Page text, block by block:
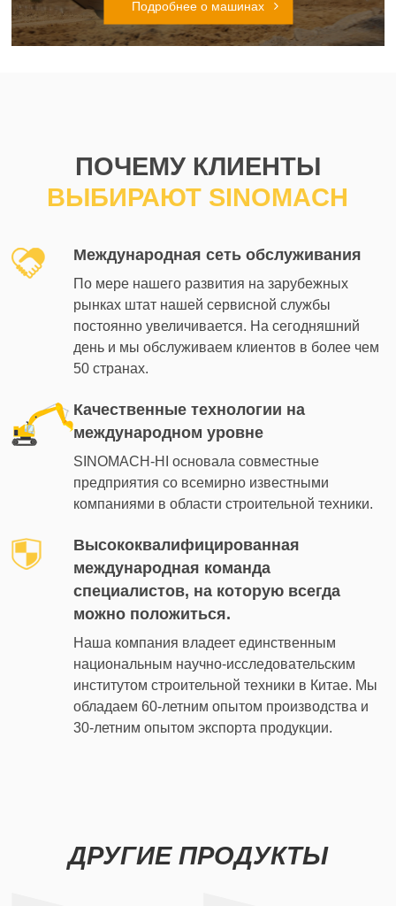
Подробнее о машинах
ПОЧЕМУ КЛИЕНТЫ
ВЫБИРАЮТ SINOMACH
Международная сеть обслуживания
По мере нашего развития на зарубежных
рынках штат нашей сервисной службы
постоянно увеличивается. На сегодняшний
день и мы обслуживаем клиентов в более чем
50 странах.
Качественные технологии на
международном уровне
SINOMACH-HI основала совместные
предприятия со всемирно известными
компаниями в области строительной техники.
Высококвалифицированная
международная команда
специалистов, на которую всегда
можно положиться.
Наша компания владеет единственным
национальным научно-исследовательским
институтом строительной техники в Китае. Мы
обладаем 60-летним опытом производства и
30-летним опытом экспорта продукции.
ДРУГИЕ ПРОДУКТЫ